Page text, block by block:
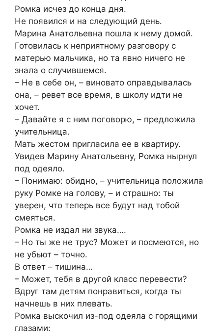
Ромка исчез до конца дня.
Не появился и на следующий день.
Марина Анатольевна пошла к нему домой.
Готовилась к неприятному разговору с
матерью мальчика, но та явно ничего не
знала о случившемся.
– Не в себе он, – виновато оправдывалась
она, – ревет все время, в школу идти не
хочет.
– Давайте я с ним поговорю, – предложила
учительница.
Мать жестом пригласила ее в квартиру.
Увидев Марину Анатольевну, Ромка нырнул
под одеяло.
– Понимаю: обидно, – учительница положила
руку Ромке на голову, – и страшно: ты
уверен, что теперь все будут над тобой
смеяться.
Ромка не издал ни звука….
– Но ты же не трус? Может и посмеются, но
не убьют – точно.
В ответ – тишина…
– Может, тебя в другой класс перевести?
Вдруг там детям понравиться, когда ты
начнешь в них плевать.
Ромка выскочил из-под одеяла с горящими
глазами: